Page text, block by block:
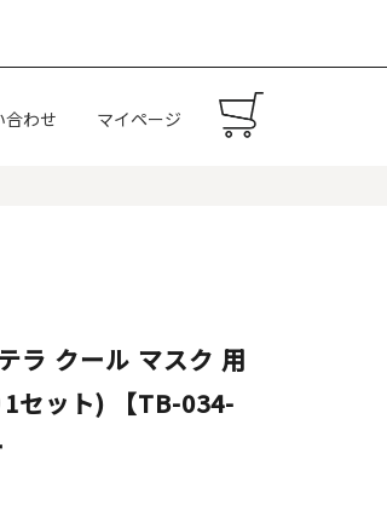
合わせ マイページ
ラ クール マスク 用
セット) 【TB-034-